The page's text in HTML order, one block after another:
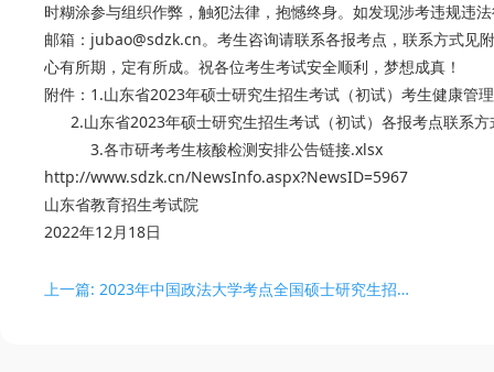
时糊涂参与组织作弊，触犯法律，抱憾终身。如发现涉考违规违
邮箱：jubao@sdzk.cn。考生咨询请联系各报考点，联系方式见
心有所期，定有所成。祝各位考生考试安全顺利，梦想成真！
附件：1.山东省2023年硕士研究生招生考试（初试）考生健康管
2.山东省2023年硕士研究生招生考试（初试）各报考点联系
3.各市研考考生核酸检测安排公告链接.xlsx
http://www.sdzk.cn/NewsInfo.aspx?NewsID=5967
山东省教育招生考试院
2022年12月18日
上一篇: 2023年中国政法大学考点全国硕士研究生招生考试考生须知